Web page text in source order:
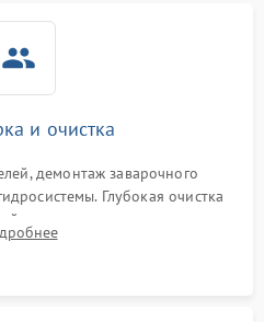
и очистка
демонтаж заварочного
Глубокая очистка
масел, жмыха и накипи.
и фильтров с использованием